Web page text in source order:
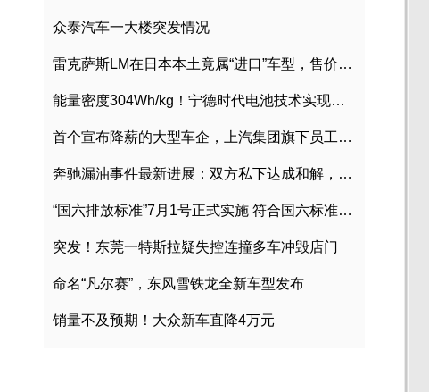
众泰汽车一大楼突发情况
雷克萨斯LM在日本本土竟属“进口”车型，售价2580万日元
能量密度304Wh/kg！宁德时代电池技术实现突破
首个宣布降薪的大型车企，上汽集团旗下员工降薪文件曝光
奔驰漏油事件最新进展：双方私下达成和解，工商已介入调查
“国六排放标准”7月1号正式实施 符合国六标准车型目录一览
突发！东莞一特斯拉疑失控连撞多车冲毁店门
命名“凡尔赛”，东风雪铁龙全新车型发布
销量不及预期！大众新车直降4万元